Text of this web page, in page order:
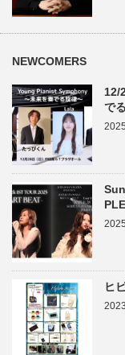
NEWCOMERS
12/
で
ヒ